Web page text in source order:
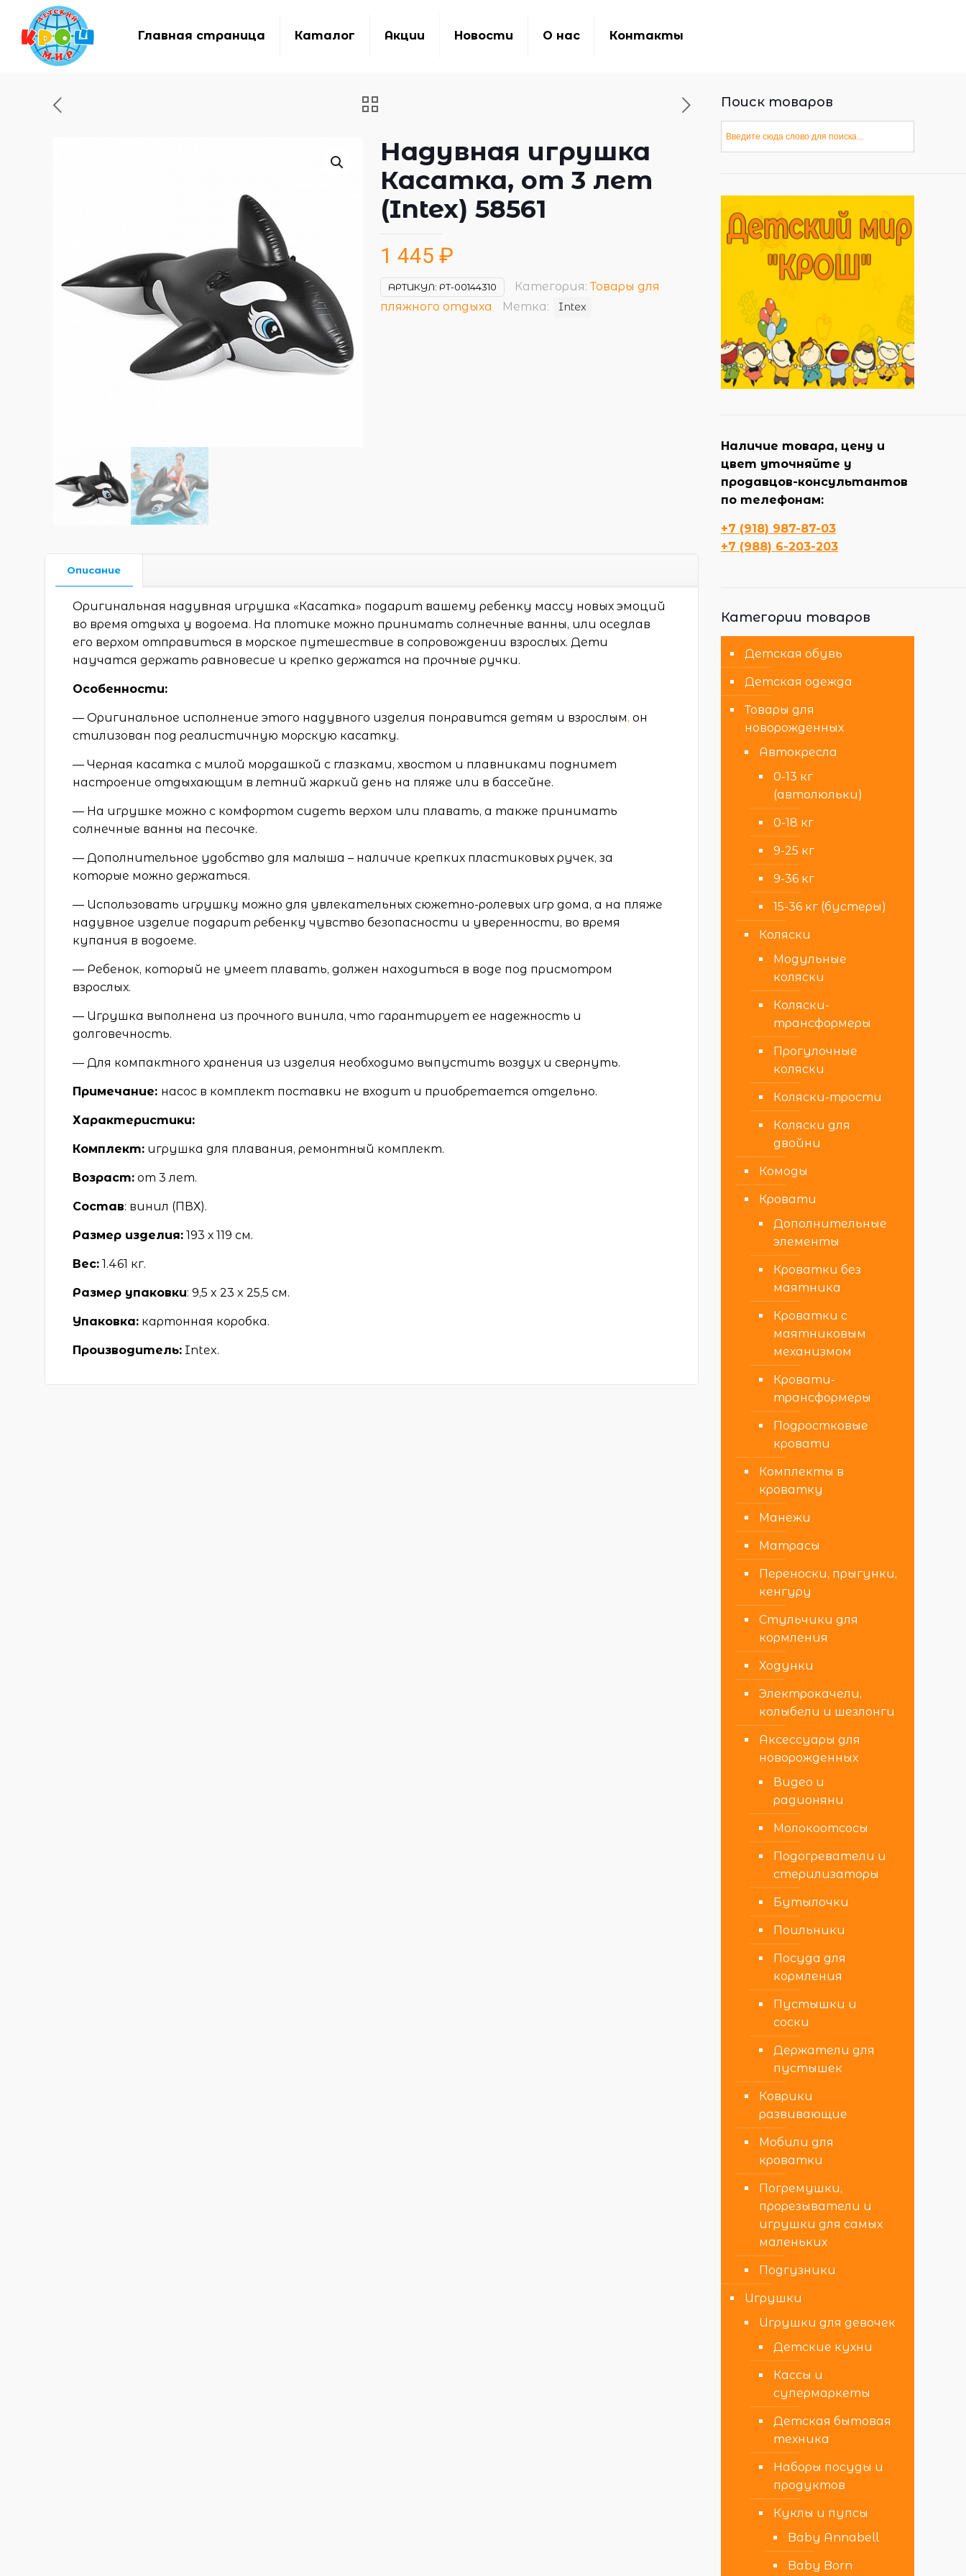
Главная страница Каталог Акции Новости О нас Контакты
Надувная игрушка
Касатка, от 3 лет
(Intex) 58561
1 445 ₽
АРТИКУЛ: РТ-00144310 Категория: Товары для
пляжного отдыха
Метка: Intex
Описание
Оригинальная надувная игрушка «Касатка» подарит вашему ребенку массу новых эмоций
во время отдыха у водоема. На плотике можно принимать солнечные ванны, или оседлав
его верхом отправиться в морское путешествие в сопровождении взрослых. Дети
научатся держать равновесие и крепко держатся на прочные ручки.
Особенности:
— Оригинальное исполнение этого надувного изделия понравится детям и взрослым, он
стилизован под реалистичную морскую касатку.
— Черная касатка с милой мордашкой с глазками, хвостом и плавниками поднимет
настроение отдыхающим в летний жаркий день на пляже или в бассейне.
— На игрушке можно с комфортом сидеть верхом или плавать, а также принимать
солнечные ванны на песочке.
— Дополнительное удобство для малыша – наличие крепких пластиковых ручек, за
которые можно держаться.
— Использовать игрушку можно для увлекательных сюжетно-ролевых игр дома, а на пляже
надувное изделие подарит ребенку чувство безопасности и уверенности, во время
купания в водоеме.
— Ребенок, который не умеет плавать, должен находиться в воде под присмотром
взрослых.
— Игрушка выполнена из прочного винила, что гарантирует ее надежность и
долговечность.
— Для компактного хранения из изделия необходимо выпустить воздух и свернуть.
Примечание: насос в комплект поставки не входит и приобретается отдельно.
Характеристики:
Комплект: игрушка для плавания, ремонтный комплект.
Возраст: от 3 лет.
Состав: винил (ПВХ).
Размер изделия: 193 х 119 см.
Вес: 1.461 кг.
Размер упаковки: 9,5 x 23 x 25,5 см.
Упаковка: картонная коробка.
Производитель: Intex.
Поиск товаров
Наличие товара, цену и
цвет уточняйте у
продавцов-консультантов
по телефонам:
+7 (918) 987-87-03
+7 (988) 6-203-203
Категории товаров
Детская обувь
Детская одежда
Товары для
новорожденных
Автокресла
0-13 кг
(автолюльки)
0-18 кг
9-25 кг
9-36 кг
15-36 кг (бустеры)
Коляски
Модульные
коляски
Коляски-
трансформеры
Прогулочные
коляски
Коляски-трости
Коляски для
двойни
Комоды
Кровати
Дополнительные
элементы
Кроватки без
маятника
Кроватки с
маятниковым
механизмом
Кровати-
трансформеры
Подростковые
кровати
Комплекты в
кроватку
Манежи
Матрасы
Переноски, прыгунки,
кенгуру
Стульчики для
кормления
Ходунки
Электрокачели,
колыбели и шезлонги
Аксессуары для
новорожденных
Видео и
радионяни
Молокоотсосы
Подогреватели и
стерилизаторы
Бутылочки
Поильники
Посуда для
кормления
Пустышки и
соски
Держатели для
пустышек
Коврики
развивающие
Мобили для
кроватки
Погремушки,
прорезыватели и
игрушки для самых
маленьких
Подгузники
Игрушки
Игрушки для девочек
Детские кухни
Кассы и
супермаркеты
Детская бытовая
техника
Наборы посуды и
продуктов
Куклы и пупсы
Baby Annabell
Baby Born